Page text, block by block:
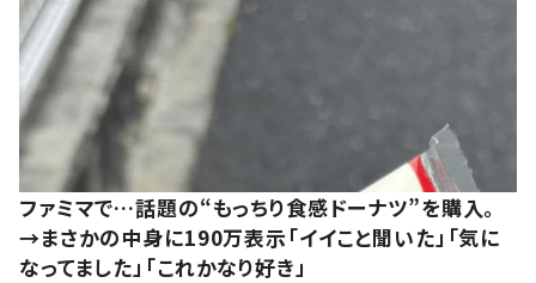
ファミマで…話題の“もっちり食感ドーナツ”を購入。
→まさかの中身に190万表示「イイこと聞いた」「気に
なってました」「これかなり好き」